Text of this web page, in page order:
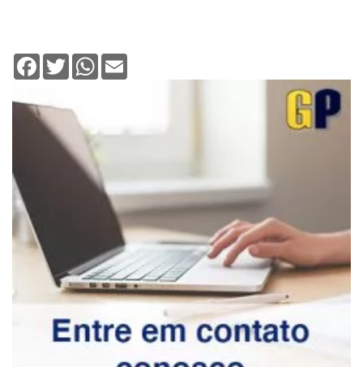
Facebook
TwitterWhatsApp